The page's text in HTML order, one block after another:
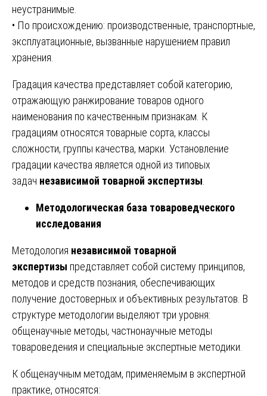
неустранимые.
• По происхождению: производственные, транспортные,
эксплуатационные, вызванные нарушением правил
хранения.
Градация качества представляет собой категорию,
отражающую ранжирование товаров одного
наименования по качественным признакам. К
градациям относятся товарные сорта, классы
сложности, группы качества, марки. Установление
градации качества является одной из типовых
задач независимой товарной экспертизы
Методологическая база товароведческого
исследования
Методология независимой товарной
экспертизы представляет собой систему принципов,
методов и средств познания, обеспечивающих
получение достоверных и объективных результатов. В
структуре методологии выделяют три уровня:
общенаучные методы, частнонаучные методы
товароведения и специальные экспертные методики.
К общенаучным методам, применяемым в экспертной
практике, относятся: